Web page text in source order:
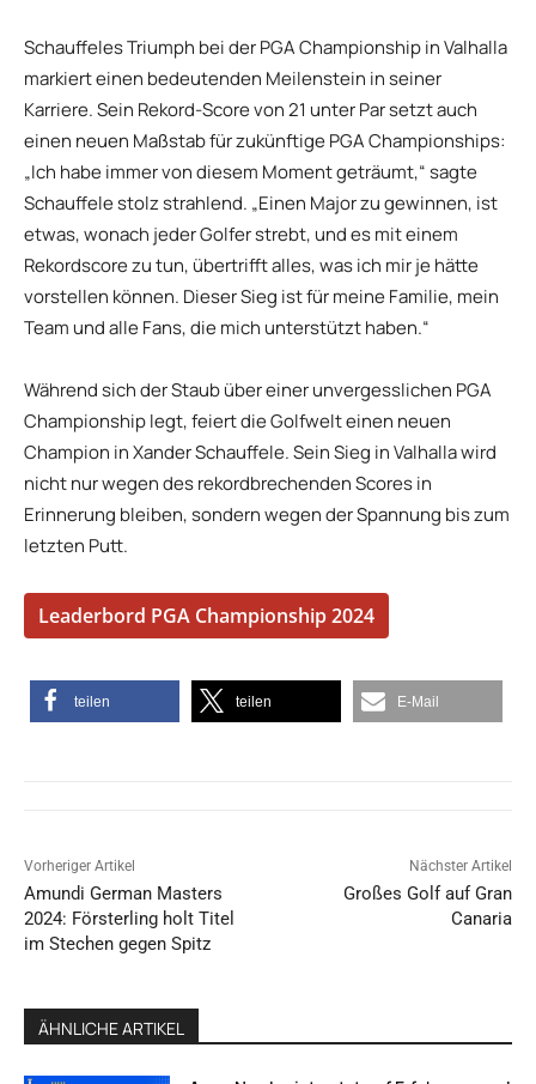
Schauffeles Triumph bei der PGA Championship in Valhalla
markiert einen bedeutenden Meilenstein in seiner
Karriere. Sein Rekord-Score von 21 unter Par setzt auch
einen neuen Maßstab für zukünftige PGA Championships:
„Ich habe immer von diesem Moment geträumt,“ sagte
Schauffele stolz strahlend. „Einen Major zu gewinnen, ist
etwas, wonach jeder Golfer strebt, und es mit einem
Rekordscore zu tun, übertrifft alles, was ich mir je hätte
vorstellen können. Dieser Sieg ist für meine Familie, mein
Team und alle Fans, die mich unterstützt haben.“
Während sich der Staub über einer unvergesslichen PGA
Championship legt, feiert die Golfwelt einen neuen
Champion in Xander Schauffele. Sein Sieg in Valhalla wird
nicht nur wegen des rekordbrechenden Scores in
Erinnerung bleiben, sondern wegen der Spannung bis zum
letzten Putt.
Leaderbord PGA Championship 2024
teilen teilen E-Mail
Vorheriger Artikel
Amundi German Masters
2024: Försterling holt Titel
im Stechen gegen Spitz
Nächster Artikel
Großes Golf auf Gran
Canaria
ÄHNLICHE ARTIKEL